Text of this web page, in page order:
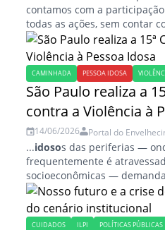
contamos com a
todas as ações, sem contar
assumiram o cuidado com...
CAMINHADA PESSOA IDOSA
São Paulo realiza a
contra a Violência à
14/06/2026 Portal do
...idosos das periferias —
frequentemente é
socioeconômicas —
Unidades de Referência à
equipes de geriatria...
CUIDADOS ILPI POLÍTICAS PÚBLICAS